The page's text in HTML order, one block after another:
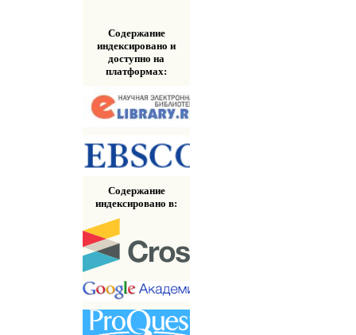
Содержание
индексировано и
доступно на
платформах:
Содержание
индексировано в: